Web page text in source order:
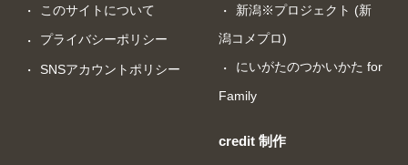
このサイトについて
プライバシーポリシー
SNSアカウントポリシー
新潟※プロジェクト (新
潟コメプロ)
にいがたのつかいかた for
Family
credit 制作